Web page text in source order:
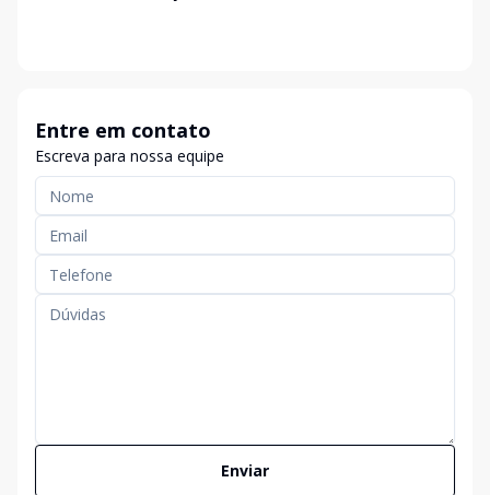
Entre em contato
Escreva para nossa equipe
Enviar